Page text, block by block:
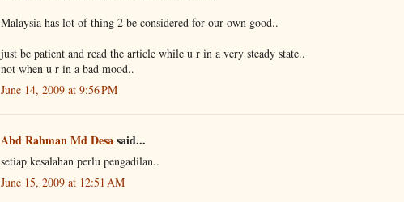
Malaysia has lot of thing 2 be considered for our own good..
just be patient and read the article while u r in a very steady state..
not when u r in a bad mood..
June 14, 2009 at 9:56 PM
Abd Rahman Md Desasaid...
setiap kesalahan perlu pengadilan..
June 15, 2009 at 12:51 AM